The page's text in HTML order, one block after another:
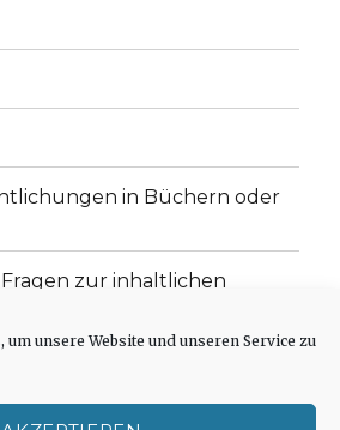
unsere Website und unseren Service zu
in Büchern oder
zur inhaltlichen